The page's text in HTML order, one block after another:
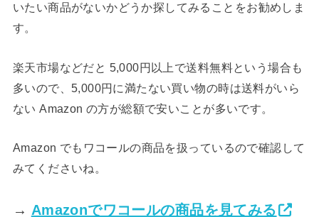
いたい商品がないかどうか探してみることをお勧めしま
す。
楽天市場などだと 5,000円以上で送料無料という場合も
多いので、5,000円に満たない買い物の時は送料がいら
ない Amazon の方が総額で安いことが多いです。
Amazon でもワコールの商品を扱っているので確認して
みてくださいね。
→ Amazonでワコールの商品を見てみる